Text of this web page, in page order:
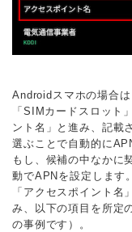
Androidスマホの場合
「SIMカードスロッ
ント名」と進み、記載
選ぶことで自動的に
もし、候補の中なかに
動でAPNを設定します。
「アクセスポイント
み、以下の項目を所定
の事例です）。